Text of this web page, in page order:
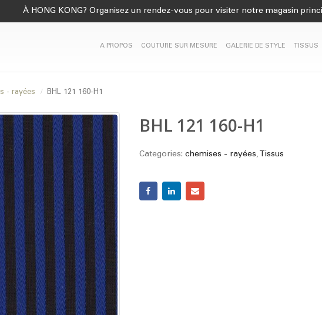
À HONG KONG? Organisez un rendez-vous pour visiter notre magasin
A PROPOS COUTURE SUR MESURE GALERIE DE STYLE TISSUS
- rayées BHL 121 160-H1
BHL 121 160-H1
Categories: chemises - rayées, Tissus